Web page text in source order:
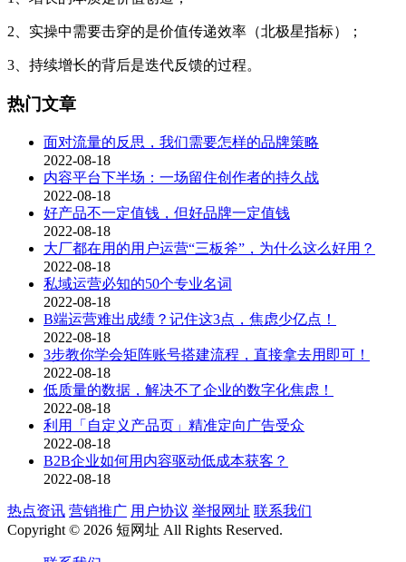
2、实操中需要击穿的是价值传递效率（北极星指标）；
3、持续增长的背后是迭代反馈的过程。
热门文章
面对流量的反思，我们需要怎样的品牌策略
2022-08-18
内容平台下半场：一场留住创作者的持久战
2022-08-18
好产品不一定值钱，但好品牌一定值钱
2022-08-18
大厂都在用的用户运营“三板斧”，为什么这么好用？
2022-08-18
私域运营必知的50个专业名词
2022-08-18
B端运营难出成绩？记住这3点，焦虑少亿点！
2022-08-18
3步教你学会矩阵账号搭建流程，直接拿去用即可！
2022-08-18
低质量的数据，解决不了企业的数字化焦虑！
2022-08-18
利用「自定义产品页」精准定向广告受众
2022-08-18
B2B企业如何用内容驱动低成本获客？
2022-08-18
热点资讯 营销推广 用户协议 举报网址 联系我们
Copyright © 2026 短网址 All Rights Reserved.